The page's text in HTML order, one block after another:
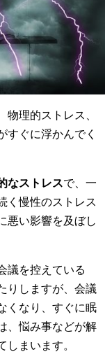
物理的ストレス、
すぐに浮かんでく
なストレスで、一
く慢性のストレス
悪い影響を及ぼし
議を控えている
りしますが、会議
くなり、すぐに眠
、悩み事などが解
まいます。